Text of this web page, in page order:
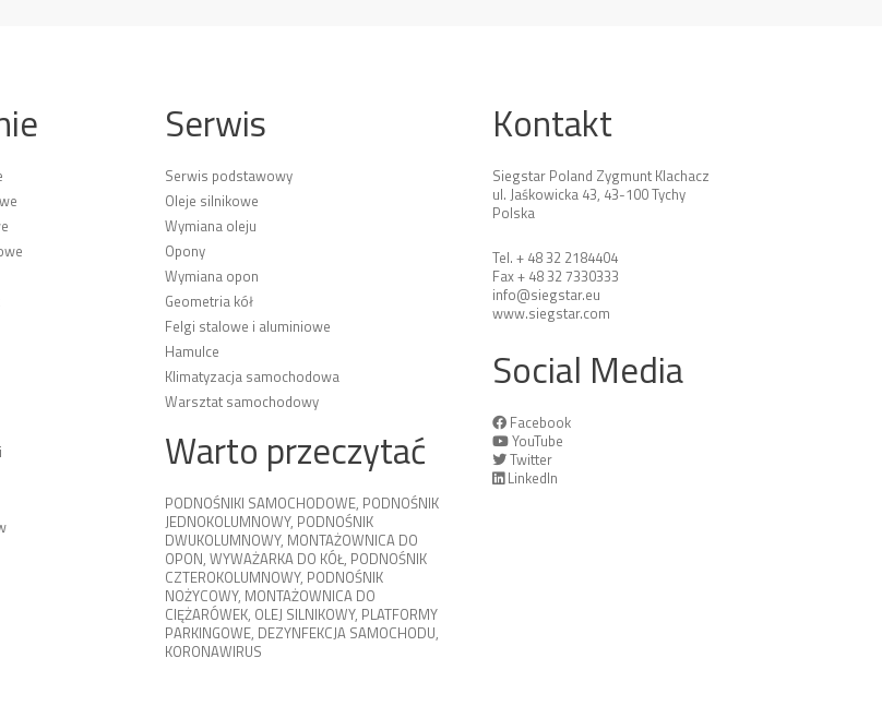
Serwis
Serwis podstawowy
Oleje silnikowe
Wymiana oleju
Opony
Wymiana opon
Geometria kół
Felgi stalowe i aluminiowe
Hamulce
Klimatyzacja samochodowa
Warsztat samochodowy
Warto przeczytać
PODNOŚNIKI SAMOCHODOWE, PODNOŚNIK
JEDNOKOLUMNOWY, PODNOŚNIK
DWUKOLUMNOWY, MONTAŻOWNICA DO
OPON, WYWAŻARKA DO KÓŁ, PODNOŚNIK
CZTEROKOLUMNOWY, PODNOŚNIK
NOŻYCOWY, MONTAŻOWNICA DO
CIĘŻARÓWEK, OLEJ SILNIKOWY, PLATFORMY
PARKINGOWE, DEZYNFEKCJA SAMOCHODU,
KORONAWIRUS
Kontakt
Siegstar Poland Zygmunt Klachacz
ul. Jaśkowicka 43, 43-100 Tychy
Polska
Tel. + 48 32 2184404
Fax + 48 32 7330333
info@siegstar.eu
www.siegstar.com
Social Media
Facebook
YouTube
Twitter
LinkedIn